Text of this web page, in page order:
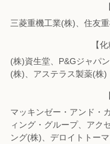
三菱重機工業(株)、住友
【
(株)資生堂、P&Gジャパ
(株)、 アステラス製薬(株)
マッキンゼー・アンド・
ィング・グループ、 アク
ング(株)、 デロイトトー